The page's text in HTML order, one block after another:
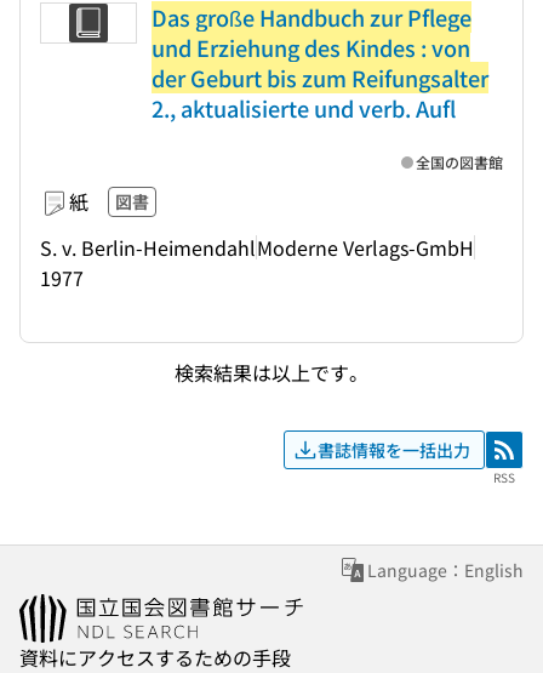
Das große Handbuch zur Pflege
und Erziehung des Kindes : von
der Geburt bis zum Reifungsalter
2., aktualisierte und verb. Aufl
紙 図書
S. v. Berlin-HeimendahlModerne Verlags-GmbH
1977
全国の図書館
検索結果は以上です。
書誌情報を一括出力 RSS
RSS
Language：English
資料にアクセスするための手段